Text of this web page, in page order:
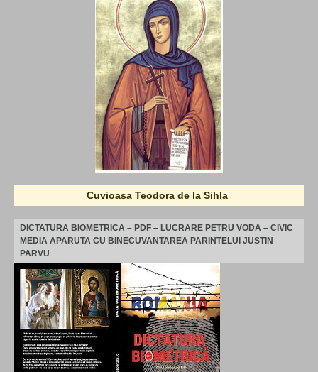
Cuvioasa Teodora de la Sihla
DICTATURA BIOMETRICA – PDF – LUCRARE PETRU VODA – CIVIC
MEDIA APARUTA CU BINECUVANTAREA PARINTELUI JUSTIN
PARVU